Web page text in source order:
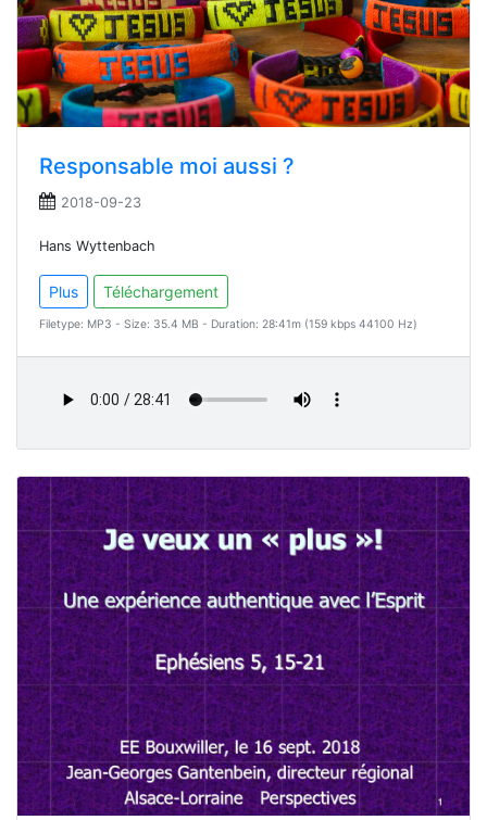
Responsable moi aussi ?
2018-09-23
Hans Wyttenbach
Plus Téléchargement
Filetype: MP3 - Size: 35.4 MB - Duration: 28:41m (159 kbps 44100 Hz)